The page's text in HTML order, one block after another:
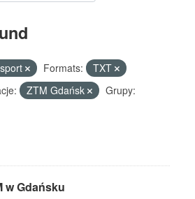
Formats:
TXT
ZTM Gdańsk
Grupy:
w Gdańsku